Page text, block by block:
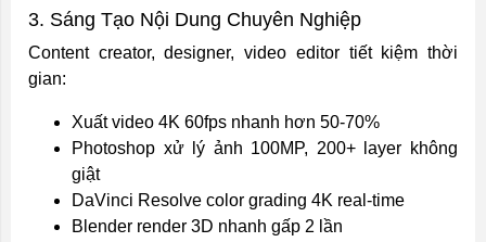
3. Sáng Tạo Nội Dung Chuyên Nghiệp
Content creator, designer, video editor tiết kiệm thời
gian:
Xuất video 4K 60fps nhanh hơn 50-70%
Photoshop xử lý ảnh 100MP, 200+ layer không
giật
DaVinci Resolve color grading 4K real-time
Blender render 3D nhanh gấp 2 lần